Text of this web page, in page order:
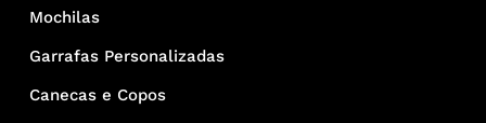
Mochilas
Garrafas Personalizadas
Canecas e Copos